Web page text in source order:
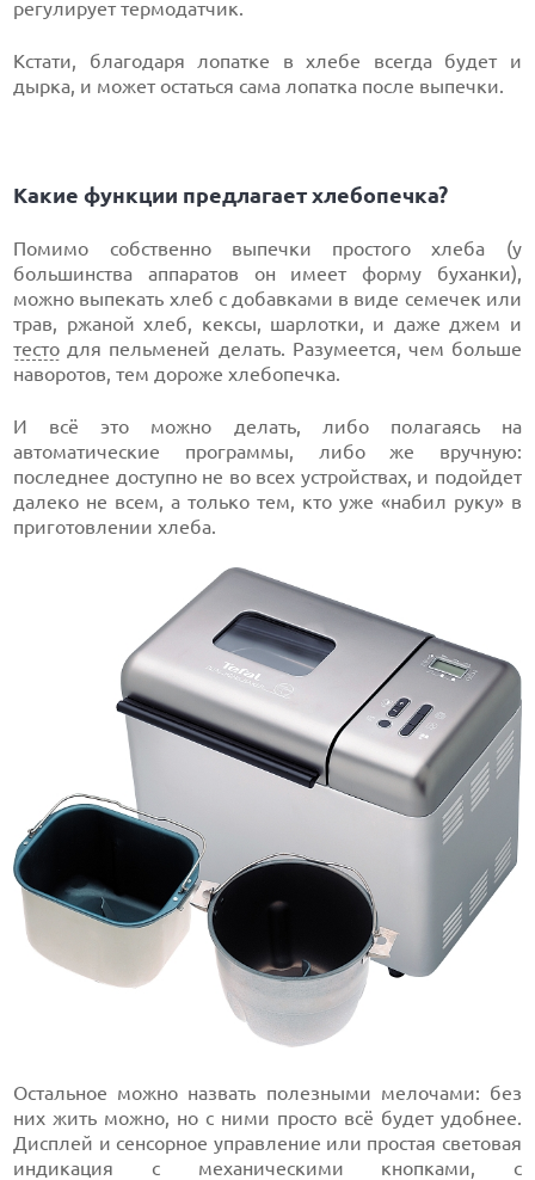
регулирует термодатчик.
Кстати, благодаря лопатке в хлебе всегда будет и
дырка, и может остаться сама лопатка после выпечки.
Какие функции предлагает хлебопечка?
Помимо собственно выпечки простого хлеба (у
большинства аппаратов он имеет форму буханки),
можно выпекать хлеб с добавками в виде семечек или
трав, ржаной хлеб, кексы, шарлотки, и даже джем и
тесто для пельменей делать. Разумеется, чем больше
наворотов, тем дороже хлебопечка.
И всё это можно делать, либо полагаясь на
автоматические программы, либо же вручную:
последнее доступно не во всех устройствах, и подойдет
далеко не всем, а только тем, кто уже «набил руку» в
приготовлении хлеба.
Остальное можно назвать полезными мелочами: без
них жить можно, но с ними просто всё будет удобнее.
Дисплей и сенсорное управление или простая световая
индикация с механическими кнопками, с